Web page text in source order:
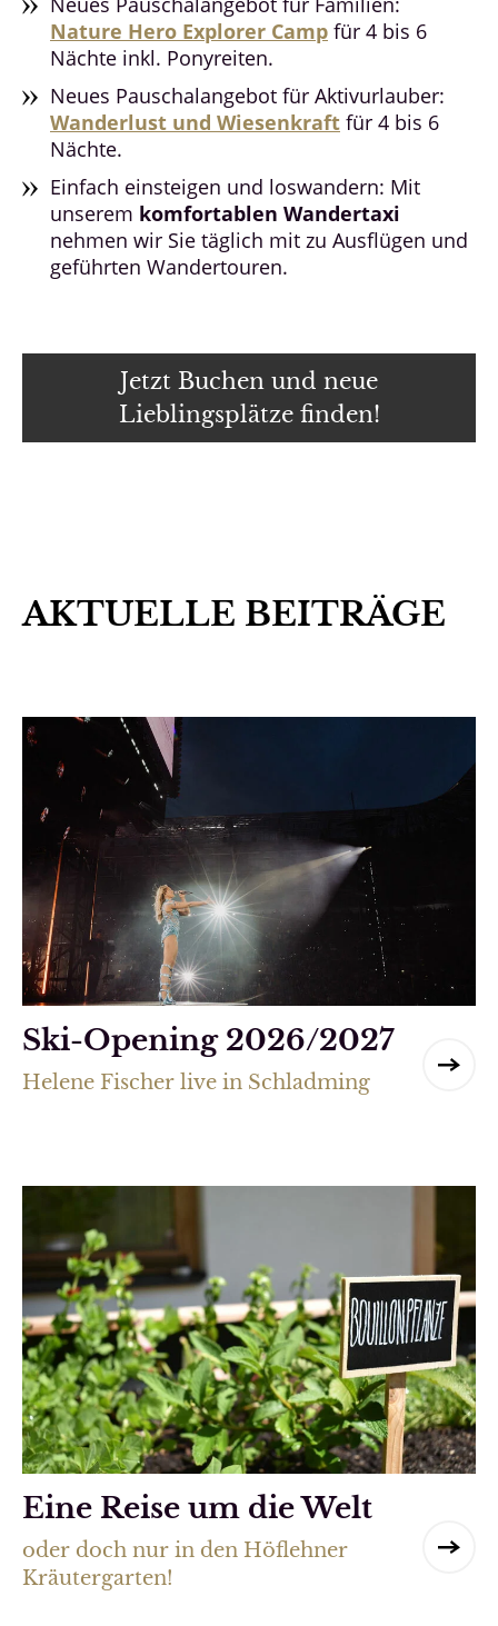
Nature Hero Explorer Camp für 4 bis 6
Nächte inkl. Ponyreiten.
Neues Pauschalangebot für Aktivurlauber:
Wanderlust und Wiesenkraft für 4 bis 6
Nächte.
Einfach einsteigen und loswandern: Mit
unserem komfortablen Wandertaxi
nehmen wir Sie täglich mit zu Ausflügen und
geführten Wandertouren.
Jetzt Buchen und neue
Lieblingsplätze finden!
AKTUELLE BEITRÄGE
Ski-Opening 2026/2027
Helene Fischer live in Schladming
Eine Reise um die Welt
oder doch nur in den Höflehner
Kräutergarten!